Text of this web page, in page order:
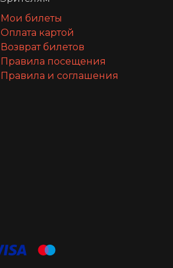
Мои билеты
Оплата картой
Возврат билетов
Правила посещения
Правила и соглашения